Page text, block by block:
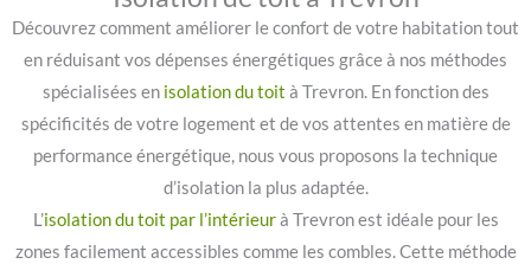
Découvrez comment améliorer le confort de votre habitation tout
en réduisant vos dépenses énergétiques grâce à nos méthodes
spécialisées en isolation du toit à Trevron. En fonction des
spécificités de votre logement et de vos attentes en matière de
performance énergétique, nous vous proposons la technique
d’isolation la plus adaptée.
L’isolation du toit par l’intérieurà Trevron est idéale pour les
zones facilement accessibles comme les combles. Cette méthode